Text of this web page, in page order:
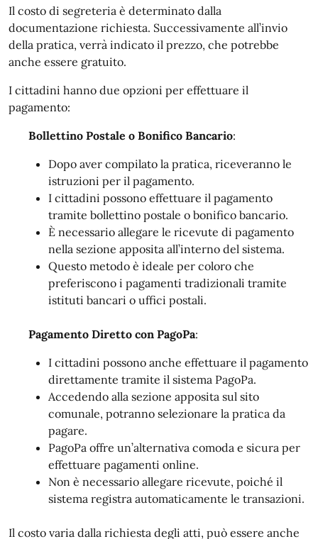
Il costo di segreteria è determinato dalla
documentazione richiesta. Successivamente all’invio
della pratica, verrà indicato il prezzo, che potrebbe
anche essere gratuito.
I cittadini hanno due opzioni per effettuare il
pagamento:
Bollettino Postale o Bonifico Bancario:
Dopo aver compilato la pratica, riceveranno le
istruzioni per il pagamento.
I cittadini possono effettuare il pagamento
tramite bollettino postale o bonifico bancario.
È necessario allegare le ricevute di pagamento
nella sezione apposita all’interno del sistema.
Questo metodo è ideale per coloro che
preferiscono i pagamenti tradizionali tramite
istituti bancari o uffici postali.
Pagamento Diretto con PagoPa:
I cittadini possono anche effettuare il pagamento
direttamente tramite il sistema PagoPa.
Accedendo alla sezione apposita sul sito
comunale, potranno selezionare la pratica da
pagare.
PagoPa offre un’alternativa comoda e sicura per
effettuare pagamenti online.
Non è necessario allegare ricevute, poiché il
sistema registra automaticamente le transazioni.
Il costo varia dalla richiesta degli atti, può essere anche